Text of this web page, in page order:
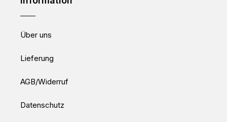
Über uns
Lieferung
AGB/Widerruf
Datenschutz